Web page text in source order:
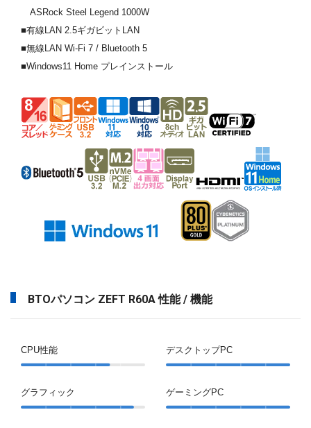
ASRock Steel Legend 1000W
■有線LAN 2.5ギガビットLAN
■無線LAN Wi-Fi 7 / Bluetooth 5
■Windows11 Home プレインストール
BTOパソコン ZEFT R60A 性能 / 機能
CPU性能
グラフィック
デスクトップPC
ゲーミングPC